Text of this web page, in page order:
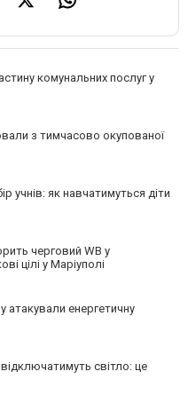
комунальних послуг у
з тимчасово окупованої
учнів: як навчатимуться діти
черговий WB у
цілі у Маріуполі
атакували енергетичну
світло: це